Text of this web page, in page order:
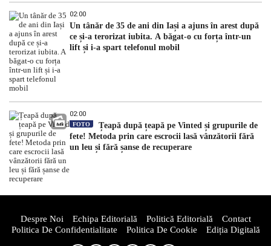
02:00
Un tânăr de 35 de ani din Iași a ajuns în arest după
ce și-a terorizat iubita. A băgat-o cu forța într-un
lift și i-a spart telefonul mobil
02:00
FOTO
Țeapă după țeapă pe Vinted și grupurile de
fete! Metoda prin care escrocii lasă vânzătorii fără
un leu și fără șanse de recuperare
Despre Noi Echipa Editorială Politică Editorială
Contact
Politica De Confidentialitate
Politica De Cookie Ediția Digitală